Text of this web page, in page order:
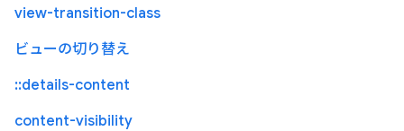
view-transition-class
ビューの切り替え
::details-content
content-visibility